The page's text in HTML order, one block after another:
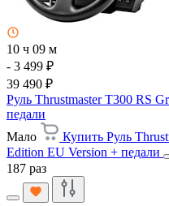
10 ч 09 м
- 3 499 ₽
39 490 ₽
Руль Thrustmaster T300 RS
педали
Мало
Купить Руль
Edition EU Version + педали
187 раз